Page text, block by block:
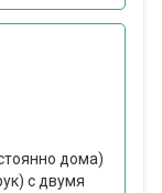
дома)
с двумя